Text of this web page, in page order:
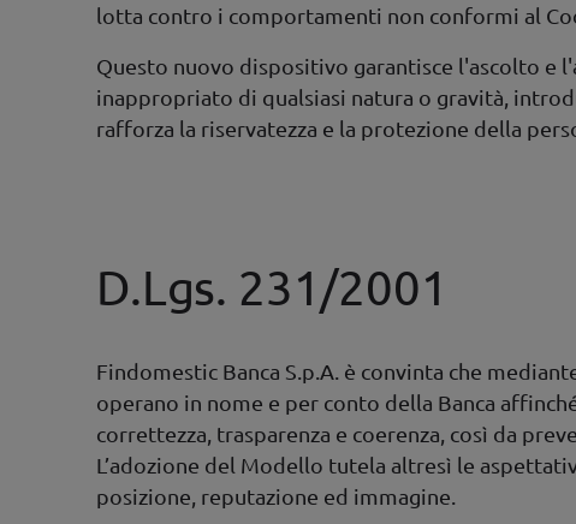
lotta contro i comportamenti non conformi al
Questo nuovo dispositivo garantisce l'ascolto e
inappropriato di qualsiasi natura o gravità,
rafforza la riservatezza e la protezione della
D.Lgs. 231/2001
Findomestic Banca S.p.A. è convinta che
operano in nome e per conto della Banca
correttezza, trasparenza e coerenza, così da
L’adozione del Modello tutela altresì le
posizione, reputazione ed immagine.